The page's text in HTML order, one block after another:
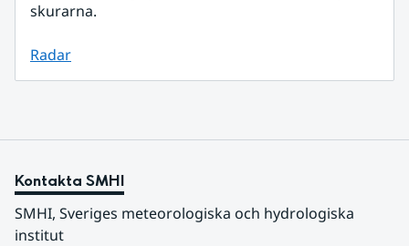
skurarna.
Radar
Kontakta SMHI
SMHI, Sveriges meteorologiska och hydrologiska
institut